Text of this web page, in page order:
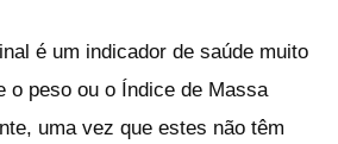
é um indicador de saúde muito
o peso ou o Índice de Massa
uma vez que estes não têm